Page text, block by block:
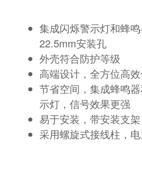
集成闪烁警示灯和蜂
22.5mm安装孔
外壳符合防护等级
高端设计，全方位高
节省空间，集成蜂鸣
示灯，信号效果更强
易于安装，带安装支架
采用螺旋式接线柱，